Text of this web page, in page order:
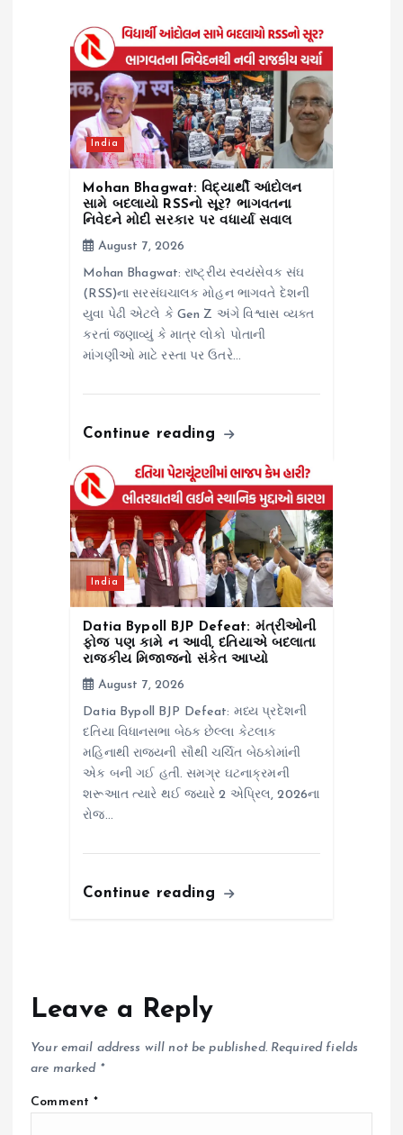
India
Mohan Bhagwat: વિદ્યાર્થી આંદોલન
સામે બદલાયો RSSનો સૂર? ભાગવતના
નિવેદને મોદી સરકાર પર વધાર્યા સવાલ
August 7, 2026
Mohan Bhagwat: રાષ્ટ્રીય સ્વયંસેવક સંઘ
(RSS)ના સરસંઘચાલક મોહન ભાગવતે દેશની
યુવા પેઢી એટલે કે Gen Z અંગે વિશ્વાસ વ્યક્ત
કરતાં જણાવ્યું કે માત્ર લોકો પોતાની
માંગણીઓ માટે રસ્તા પર ઉતરે…
Continue reading
India
Datia Bypoll BJP Defeat: મંત્રીઓની
ફોજ પણ કામે ન આવી, દતિયાએ બદલાતા
રાજકીય મિજાજનો સંકેત આપ્યો
August 7, 2026
Datia Bypoll BJP Defeat: મધ્ય પ્રદેશની
દતિયા વિધાનસભા બેઠક છેલ્લા કેટલાક
મહિનાથી રાજ્યની સૌથી ચર્ચિત બેઠકોમાંની
એક બની ગઈ હતી. સમગ્ર ઘટનાક્રમની
શરૂઆત ત્યારે થઈ જ્યારે 2 એપ્રિલ, 2026ના
રોજ…
Continue reading
Leave a Reply
Your email address will not be published. Required fields
are marked *
Comment*